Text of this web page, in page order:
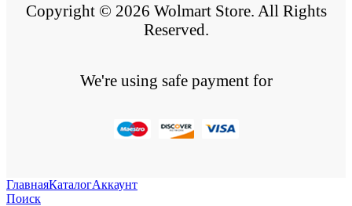
Copyright © 2026 Wolmart Store. All Rights
Reserved.
We're using safe payment for
ГлавнаяКаталогАккаунт
Поиск